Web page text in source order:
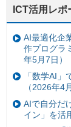
ICT活用レポ
AI最適化企
作プログラ
年5月7日）
「数学AI
（2026年4
AIで自分だ
イン」を活